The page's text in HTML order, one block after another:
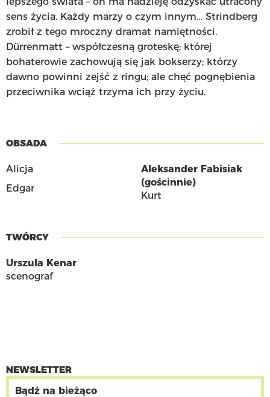
sens życia. Każdy marzy o czym innym… Strindberg
zrobił z tego mroczny dramat namiętności.
Dürrenmatt – współczesną groteskę; której
bohaterowie zachowują się jak bokserzy; którzy
dawno powinni zejść z ringu; ale chęć pognębienia
przeciwnika wciąż trzyma ich przy życiu.
OBSADA
Alicja
Edgar
Aleksander Fabisiak
(gościnnie)
Kurt
TWÓRCY
Urszula Kenar
scenograf
NEWSLETTER
Bądź na bieżąco